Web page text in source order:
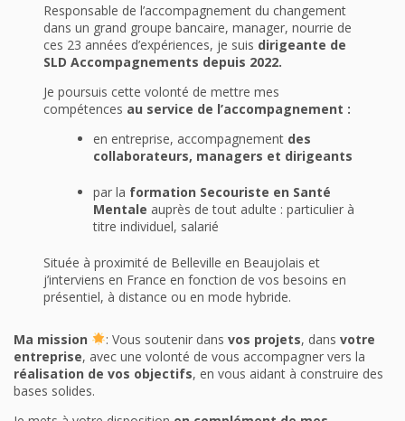
Responsable de l’accompagnement du changement
dans un grand groupe bancaire, manager, nourrie de
ces 23 années d’expériences, je suis dirigeante de
SLD Accompagnements depuis 2022.
Je poursuis cette volonté de mettre mes
compétences au service de l’accompagnement :
en entreprise, accompagnement des
collaborateurs, managers et dirigeants
par la formation Secouriste en Santé
Mentale auprès de tout adulte : particulier à
titre individuel, salarié
Située à proximité de Belleville en Beaujolais et
j’interviens en France en fonction de vos besoins en
présentiel, à distance ou en mode hybride.
Ma mission : Vous soutenir dans vos projets, dans votre
entreprise, avec une volonté de vous accompagner vers la
réalisation de vos objectifs, en vous aidant à construire des
bases solides.